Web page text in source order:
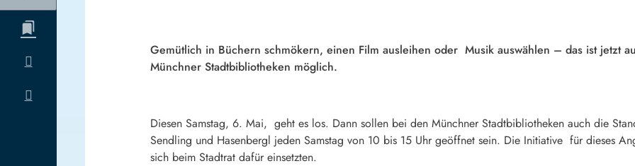
Gemütlich in Büchern schmökern, einen Film ausleihen oder Musik auswählen – das ist jetzt
Münchner Stadtbibliotheken möglich.
Diesen Samstag, 6. Mai, geht es los. Dann sollen bei den Münchner Stadtbibliotheken auch die
Sendling und Hasenbergl jeden Samstag von 10 bis 15 Uhr geöffnet sein. Die Initiative für dieses
sich beim Stadtrat dafür einsetzten.